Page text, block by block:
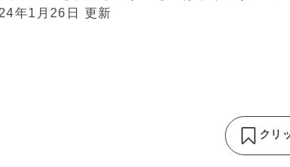
年1月26日 更新
クリ